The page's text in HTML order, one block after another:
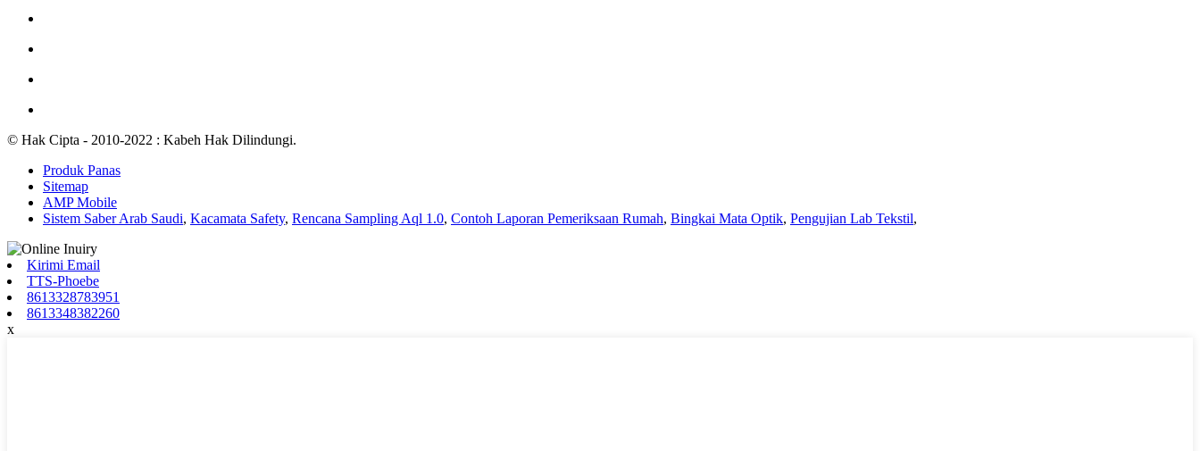
© Hak Cipta - 2010-2022 : Kabeh Hak Dilindungi.
Produk Panas
Sitemap
AMP Mobile
Sistem Saber Arab Saudi, Kacamata Safety, Rencana Sampling Aql 1.0, Contoh Laporan Pemeriksaan Rumah, Bingkai Mata Optik, Pengujian Lab Tekstil,
Kirimi Email
TTS-Phoebe
8613328783951
8613348382260
x